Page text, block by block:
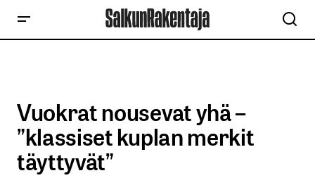
Vuokrat nousevat yhä –
”klassiset kuplan merkit
täyttyvät”